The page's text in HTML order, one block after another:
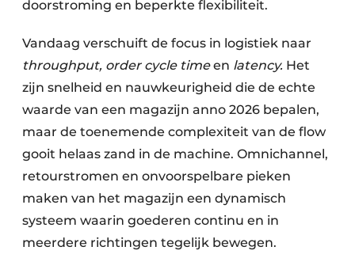
doorstroming en beperkte flexibiliteit.
Vandaag verschuift de focus in logistiek naar
throughput, order cycle timeen latency. Het
zijn snelheid en nauwkeurigheid die de echte
waarde van een magazijn anno 2026 bepalen,
maar de toenemende complexiteit van de flow
gooit helaas zand in de machine. Omnichannel,
retourstromen en onvoorspelbare pieken
maken van het magazijn een dynamisch
systeem waarin goederen continu en in
meerdere richtingen tegelijk bewegen.